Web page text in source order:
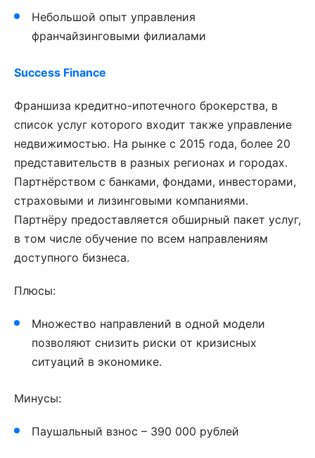
Небольшой опыт управления
франчайзинговыми филиалами
Success Finance
Франшиза кредитно-ипотечного брокерства, в
список услуг которого входит также управление
недвижимостью. На рынке с 2015 года, более 20
представительств в разных регионах и городах.
Партнёрством с банками, фондами, инвесторами,
страховыми и лизинговыми компаниями.
Партнёру предоставляется обширный пакет услуг,
в том числе обучение по всем направлениям
доступного бизнеса.
Плюсы:
Множество направлений в одной модели
позволяют снизить риски от кризисных
ситуаций в экономике.
Минусы:
Паушальный взнос – 390 000 рублей